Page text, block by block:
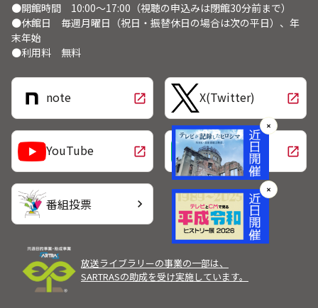
●開館時間 10:00～17:00（視聴の申込みは閉館30分前まで）
●休館日 毎週月曜日（祝日・振替休日の場合は次の平日）、年
末年始
●利用料 無料
note open_in_new X(Twitter) open_in_new
YouTube open_in_new LINE open_in_new
番組投票 chevron_right
放送ライブラリーの事業の一部は、
SARTRASの助成を受け実施しています。
✕
✕